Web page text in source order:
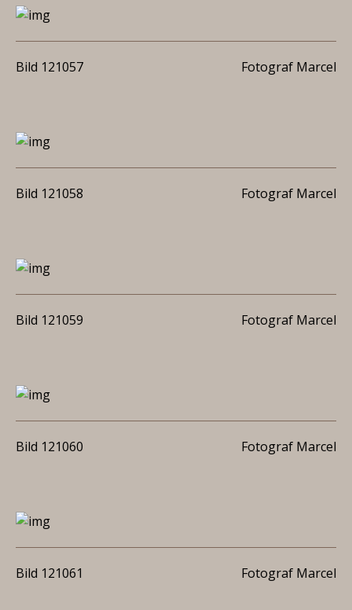
Bild 121057 Fotograf Marcel
Bild 121058 Fotograf Marcel
Bild 121059 Fotograf Marcel
Bild 121060 Fotograf Marcel
Bild 121061 Fotograf Marcel